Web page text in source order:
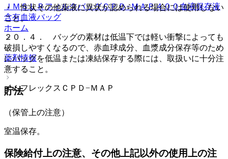
ＪＭＳＬＲフィルタバッグＣＰＤ−ＭＡＰ４００血液保存液
含有血液バッグ
ホーム
薬剤情報
イムフレックスＣＰＤ−ＭＡＰ
・ 性状その他薬液に異状が認められる場合には使用しない
こと。
２０．４． バッグの素材は低温下では軽い衝撃によっても
破損しやすくなるので、赤血球成分、血漿成分保存等のため
にバッグを低温または凍結保存する際には、取扱いに十分注
意すること。
貯法
（保管上の注意）
室温保存。
保険給付上の注意、その他上記以外の使用上の注